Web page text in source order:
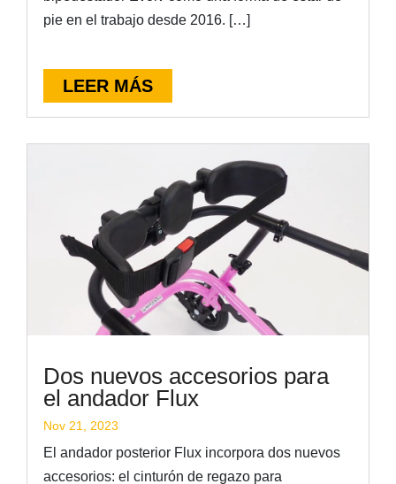
pie en el trabajo desde 2016. […]
LEER MÁS
Dos nuevos accesorios para
el andador Flux
Nov 21, 2023
El andador posterior Flux incorpora dos nuevos
accesorios: el cinturón de regazo para